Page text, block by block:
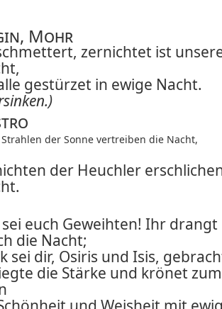
Mohr
zernichtet ist
gestürzet in ewige Nacht.
der Sonne vertreiben die Nacht,
der Heuchler
sei euch Geweihten! Ihr drangt
die Nacht;
sei dir, Osiris und Isis,
die Stärke und krönet zum